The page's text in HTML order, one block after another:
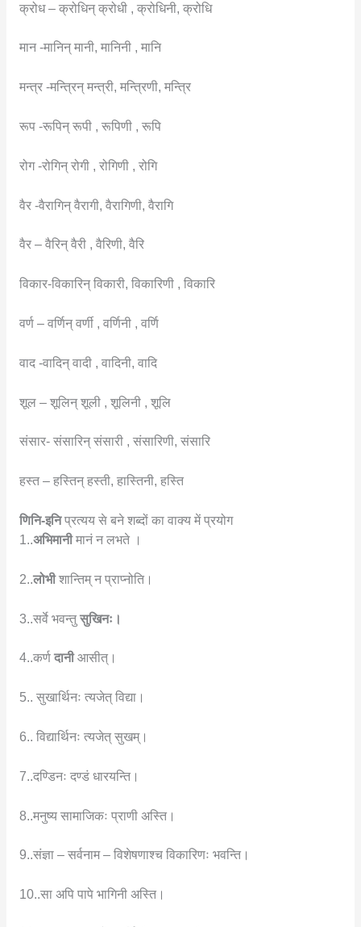
क्रोध – क्रोधिन् क्रोधी , क्रोधिनी, क्रोधि
मान -मानिन् मानी, मानिनी , मानि
मन्त्र -मन्त्रिन् मन्त्री, मन्त्रिणी, मन्त्रि
रूप -रूपिन् रूपी , रूपिणी , रूपि
रोग -रोगिन् रोगी , रोगिणी , रोगि
वैर -वैरागिन् वैरागी, वैरागिणी, वैरागि
वैर – वैरिन् वैरी , वैरिणी, वैरि
विकार-विकारिन् विकारी, विकारिणी , विकारि
वर्ण – वर्णिन् वर्णी , वर्णिनी , वर्णि
वाद -वादिन् वादी , वादिनी, वादि
शूल – शूलिन् शूली , शूलिनी , शूलि
संसार- संसारिन् संसारी , संसारिणी, संसारि
हस्त – हस्तिन् हस्ती, हास्तिनी, हस्ति
णिनि-इनिप्रत्यय से बने शब्दों का वाक्य में प्रयोग
1..अभिमानीमानं न लभते ।
2..लोभीशान्तिम् न प्राप्नोति।
3..सर्वे भवन्तु सुखिनः।
4..कर्ण दानीआसीत्।
5.. सुखार्थिनः त्यजेत् विद्या।
6.. विद्यार्थिनः त्यजेत् सुखम्।
7..दण्डिनः दण्डं धारयन्ति।
8..मनुष्य सामाजिकः प्राणी अस्ति।
9..संज्ञा – सर्वनाम – विशेषणाश्च विकारिणः भवन्ति।
10..सा अपि पापे भागिनी अस्ति।